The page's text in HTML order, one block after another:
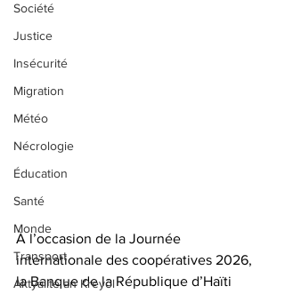
Société
Justice
Insécurité
Migration
Météo
Nécrologie
Éducation
Santé
Monde
Transport
Aktyalite an Kreyòl
À l’occasion de la Journée
internationale des coopératives 2026,
la Banque de la République d’Haïti